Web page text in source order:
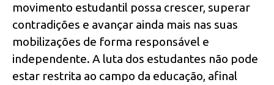
movimento estudantil possa crescer, superar
contradições e avançar ainda mais nas suas
mobilizações de forma responsável e
independente. A luta dos estudantes não pode
estar restrita ao campo da educação, afinal